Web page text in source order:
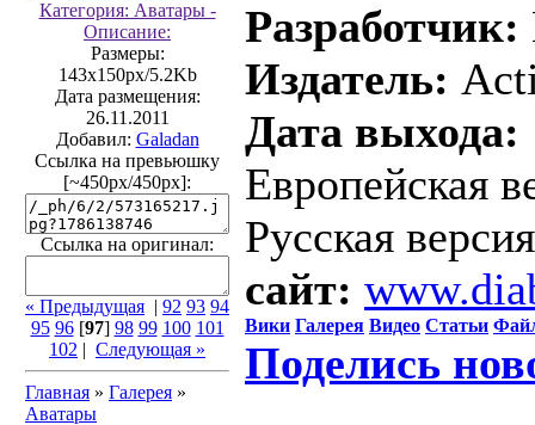
Размеры:
143x150px/5.2Kb
Дата размещения:
26.11.2011
Добавил: Galadan
Ссылка на превьюшку
[~450px/450px]:
Ссылка на оригинал:
« Предыдущая | 92 93 94
95 96[97] 98 99 100 101
102 | Следующая »
Главная » Галерея »
Аватары
Разработчик:
Издатель:
Дата выхода:
Европейская
Русская
сайт:
Вики Галерея Видео Статьи
Поделись